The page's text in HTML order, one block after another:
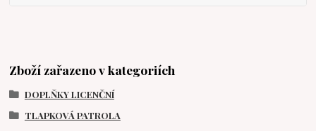
Zboží zařazeno v kategoriích
DOPLŇKY LICENČNÍ
TLAPKOVÁ PATROLA